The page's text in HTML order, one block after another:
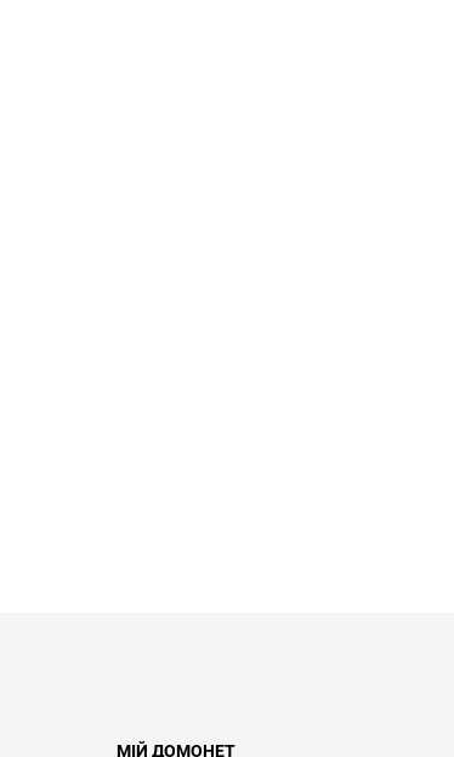
МІЙ ДОМОНЕТ